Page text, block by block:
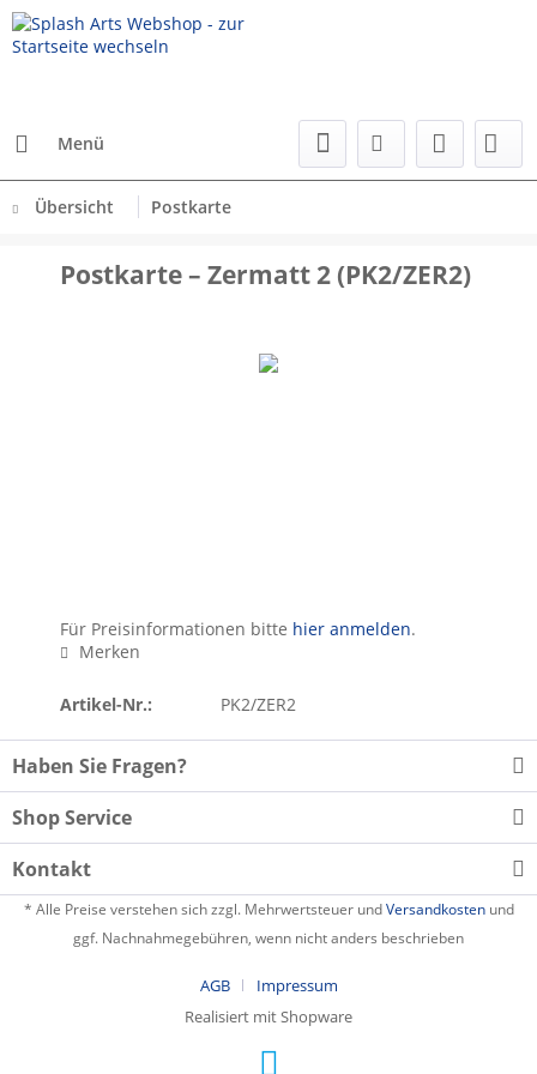
Menü
Übersicht Postkarte
Postkarte – Zermatt 2 (PK2/ZER2)
Für Preisinformationen bitte hier anmelden.
Merken
Artikel-Nr.: PK2/ZER2
Haben Sie Fragen?
Shop Service
Kontakt
* Alle Preise verstehen sich zzgl. Mehrwertsteuer undVersandkostenund
ggf. Nachnahmegebühren, wenn nicht anders beschrieben
AGB
Impressum
Realisiert mit Shopware